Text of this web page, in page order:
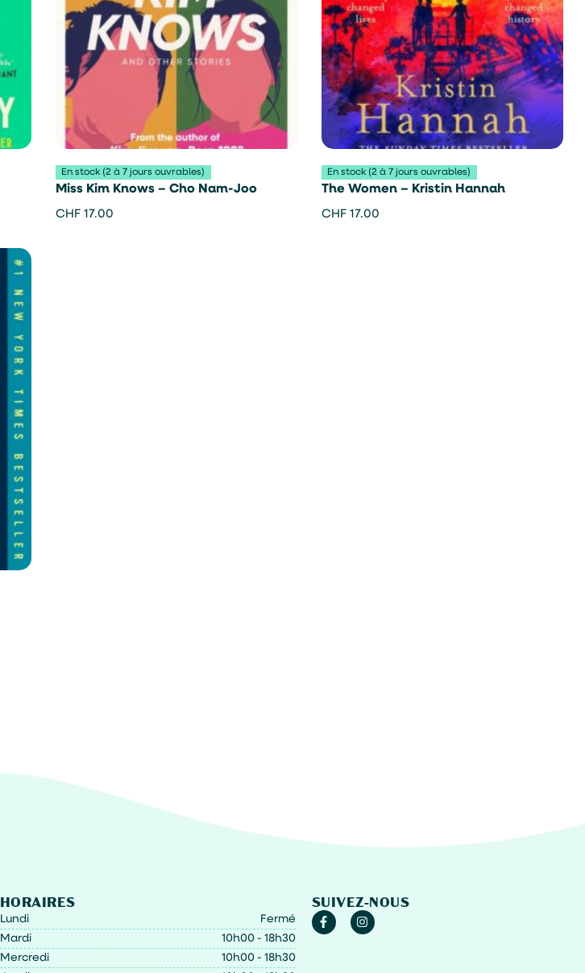
En stock (2 à 7 jours ouvrables)
Miss Kim Knows – Cho Nam-Joo
CHF 17.00
En stock (2 à 7 jours ouvrables)
The Women – Kristin Hannah
CHF 17.00
HORAIRES
Lundi
Fermé
Mardi
10h00 - 18h30
Mercredi
10h00 - 18h30
SUIVEZ-NOUS